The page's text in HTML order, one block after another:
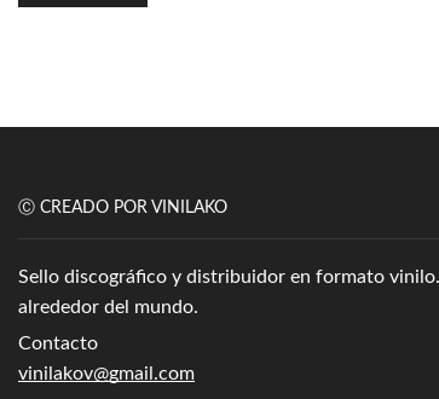
Ⓒ CREADO POR VINILAKO
Sello discográfico y distribuidor en formato
alrededor del mundo.
Contacto
vinilakov@gmail.com